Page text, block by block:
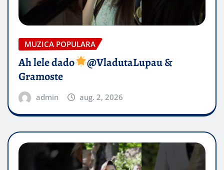
MUZICA POPULARA
Ah lele dado​
@VladutaLupau &
Gramoste
admin aug. 2, 2026